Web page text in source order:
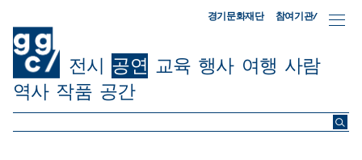
경기문화재단 참여기관/
전시 공연 교육 행사 여행 사람
역사 작품 공간
ggc/